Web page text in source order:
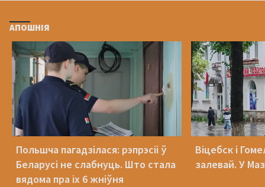
АПОШНІЯ
Польшча пагадзілася: рэпрэсіі ў
Беларусі не слабнуць. Што стала
вядома пра іх 6 жніўня
Віцебск і
залевай. У